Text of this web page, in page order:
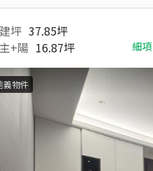
建坪 37.85坪
主+陽 16.87坪 細項
義物件